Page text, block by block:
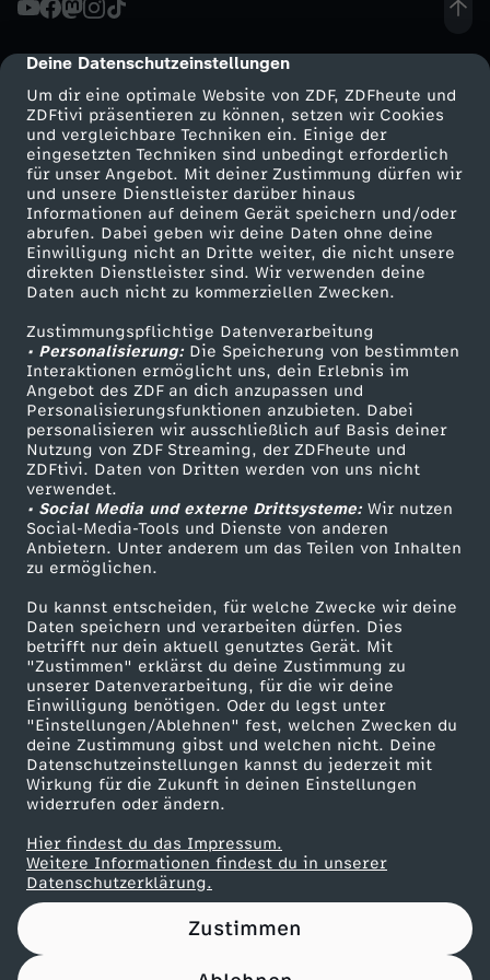
cmp-dialog-description
Deine Datenschutzeinstellungen
Um dir eine optimale Website von ZDF, ZDFheute und
ZDFtivi präsentieren zu können, setzen wir Cookies
und vergleichbare Techniken ein. Einige der
eingesetzten Techniken sind unbedingt erforderlich
für unser Angebot. Mit deiner Zustimmung dürfen wir
und unsere Dienstleister darüber hinaus
Informationen auf deinem Gerät speichern und/oder
abrufen. Dabei geben wir deine Daten ohne deine
Einwilligung nicht an Dritte weiter, die nicht unsere
direkten Dienstleister sind. Wir verwenden deine
Daten auch nicht zu kommerziellen Zwecken.
Zustimmungspflichtige Datenverarbeitung
• Personalisierung:Die Speicherung von bestimmten
Interaktionen ermöglicht uns, dein Erlebnis im
Angebot des ZDF an dich anzupassen und
Personalisierungsfunktionen anzubieten. Dabei
personalisieren wir ausschließlich auf Basis deiner
Nutzung von ZDF Streaming, der ZDFheute und
ZDFtivi. Daten von Dritten werden von uns nicht
verwendet.
• Social Media und externe Drittsysteme:Wir nutzen
Social-Media-Tools und Dienste von anderen
Anbietern. Unter anderem um das Teilen von Inhalten
zu ermöglichen.
Du kannst entscheiden, für welche Zwecke wir deine
Daten speichern und verarbeiten dürfen. Dies
betrifft nur dein aktuell genutztes Gerät. Mit
"Zustimmen" erklärst du deine Zustimmung zu
unserer Datenverarbeitung, für die wir deine
Einwilligung benötigen. Oder du legst unter
"Einstellungen/Ablehnen" fest, welchen Zwecken du
deine Zustimmung gibst und welchen nicht. Deine
Datenschutzeinstellungen kannst du jederzeit mit
Wirkung für die Zukunft in deinen Einstellungen
widerrufen oder ändern.
Hier findest du das Impressum.
Weitere Informationen findest du in unserer
Datenschutzerklärung.
Zustimmen
i
n
n
s
p
i
e
l
i
m
U
N
I
V
E
R
S
Mehr ZDF
ZDF-Apps
Smart TV
ZDFtext
Livestreams
Sendungen A-Z
TV-Programm
Service
ZDFmitreden
Kontakt zum ZDF
Tickets
Zuschauerservice
Hilfe
ZDF Unternehmen
Karriere
ZDF goes Schule
Werbefernsehen
Mainzelmännchen
Partner